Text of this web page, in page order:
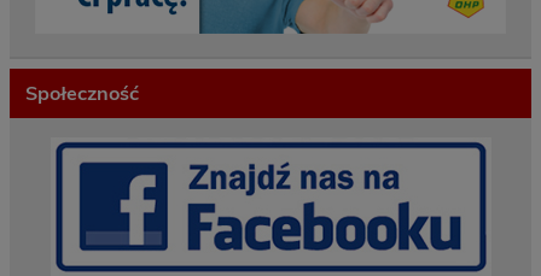
Społeczność